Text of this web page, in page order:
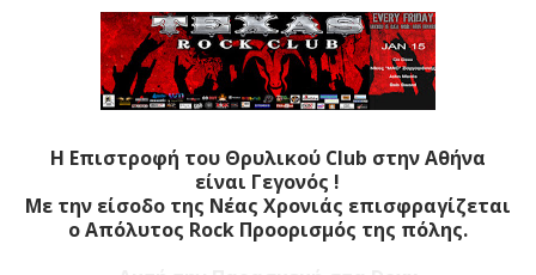
Η Επιστροφή του Θρυλικού Club στην Αθήνα
είναι Γεγονός !
Με την είσοδο της Νέας Χρονιάς επισφραγίζεται
ο Απόλυτος Rock Προορισμός της πόλης.